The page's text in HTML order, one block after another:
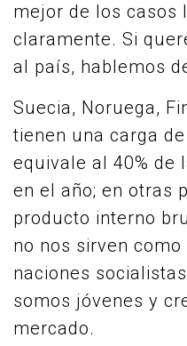
mejor de los casos
claramente. Si
al país, hablemos
Suecia, Noruega,
tienen una carga
equivale al 40% de
en el año; en otras
producto interno
no nos sirven
naciones
somos jóvenes y
mercado.